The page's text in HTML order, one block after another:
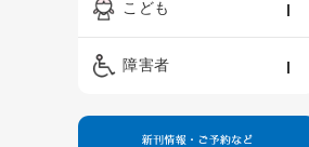
精神保健福祉士
保育士
ーシャルワーク
看護
こども
保育・教育／発達障害
障害者
障害者支援・福祉